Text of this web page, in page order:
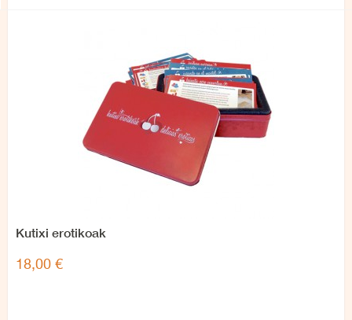
Kutixi erotikoak
18,00 €